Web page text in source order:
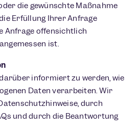
die gewünschte Maßnahme
Erfüllung Ihrer Anfrage
Anfrage offensichtlich
ist.
informiert zu werden, wie
Daten verarbeiten. Wir
durch
und durch die Beantwortung